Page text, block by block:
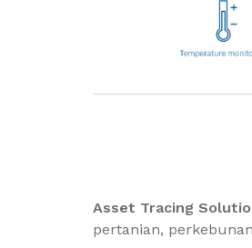
Asset Tracing
pertanian,